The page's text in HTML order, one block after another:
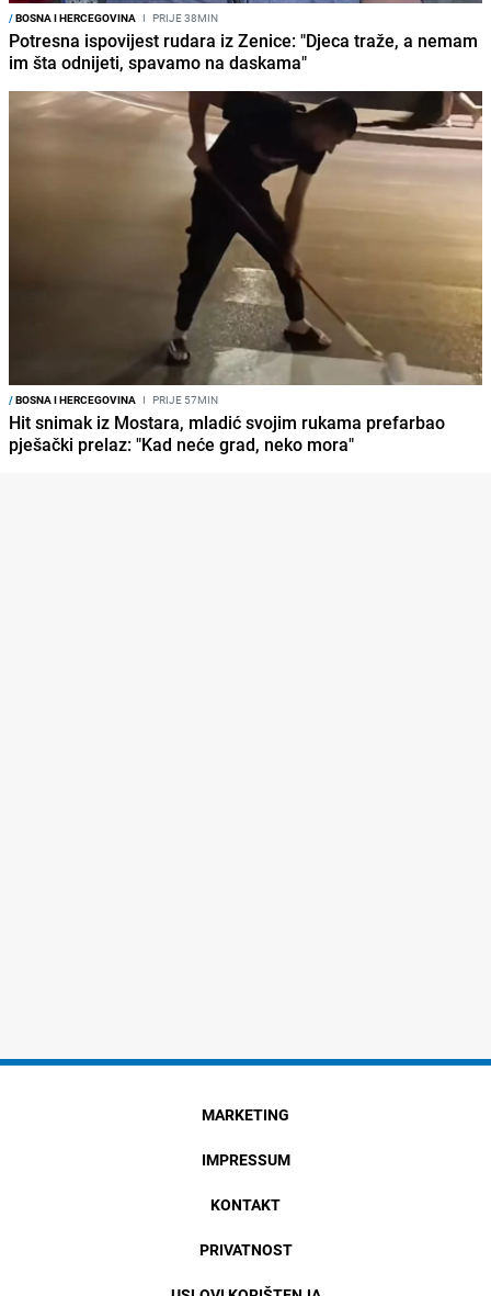
/BOSNA I HERCEGOVINA I PRIJE 38MIN
Potresna ispovijest rudara iz Zenice: "Djeca traže, a nemam
im šta odnijeti, spavamo na daskama"
/BOSNA I HERCEGOVINA I PRIJE 57MIN
Hit snimak iz Mostara, mladić svojim rukama prefarbao
pješački prelaz: "Kad neće grad, neko mora"
MARKETING
IMPRESSUM
KONTAKT
PRIVATNOST